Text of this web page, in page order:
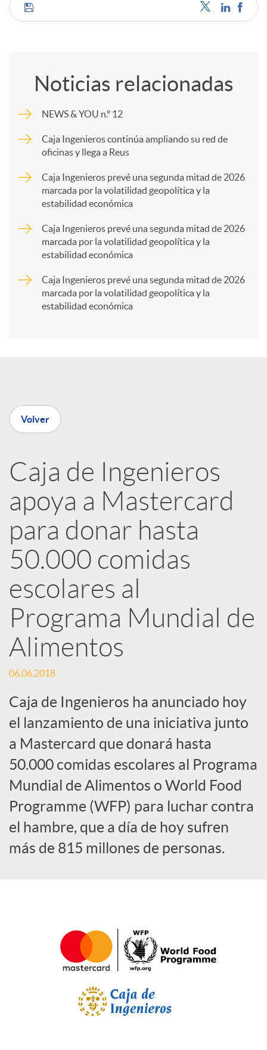
C
m
p
a
n
e
d
e
s
S
o
c
i
a
l
Noticias relacionadas
NEWS & YOU n.º 12
Caja Ingenieros continúa ampliando su red de
oficinas y llega a Reus
Caja Ingenieros prevé una segunda mitad de 2026
marcada por la volatilidad geopolítica y la
estabilidad económica
Caja Ingenieros prevé una segunda mitad de 2026
marcada por la volatilidad geopolítica y la
estabilidad económica
Caja Ingenieros prevé una segunda mitad de 2026
marcada por la volatilidad geopolítica y la
estabilidad económica
Volver
Caja de Ingenieros
apoya a Mastercard
para donar hasta
50.000 comidas
escolares al
Programa Mundial de
Alimentos
06.06.2018
Caja de Ingenieros ha anunciado hoy
el lanzamiento de una iniciativa junto
a Mastercard que donará hasta
50.000 comidas escolares al Programa
Mundial de Alimentos o World Food
Programme (WFP) para luchar contra
el hambre, que a día de hoy sufren
más de 815 millones de personas.